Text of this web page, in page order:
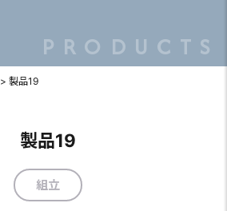
PRODUCTS
>製品19
製品19
組立